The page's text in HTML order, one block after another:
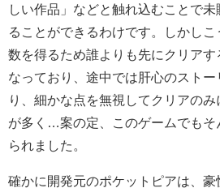
しい作品」などと触れ込むことで
ることができるわけです。しかしこ
数を得るため誰よりも先にクリアす
なっており、途中では肝心のストー
り、細かな点を無視してクリアの
が多く…案の定、このゲームでもそ
られました。
確かに開発元のポケットピアは、豪